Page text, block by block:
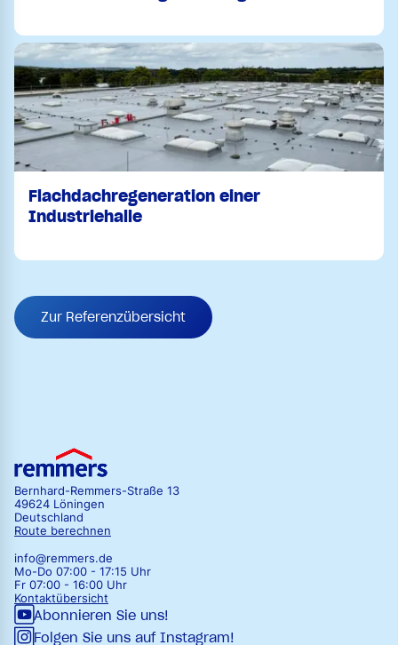
Flachdachregeneration einer
Industriehalle
Zur Referenzübersicht
Bernhard-Remmers-Straße 13
49624 Löningen
Deutschland
Route berechnen
info@remmers.de
Mo-Do 07:00 - 17:15 Uhr
Fr 07:00 - 16:00 Uhr
Kontaktübersicht
Abonnieren Sie uns!
Folgen Sie uns auf Instagram!